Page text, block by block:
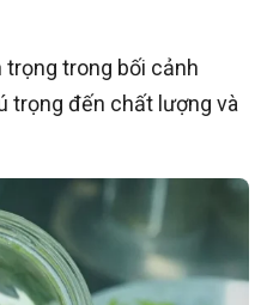
trong bối cảnh
trọng đến chất lượng và